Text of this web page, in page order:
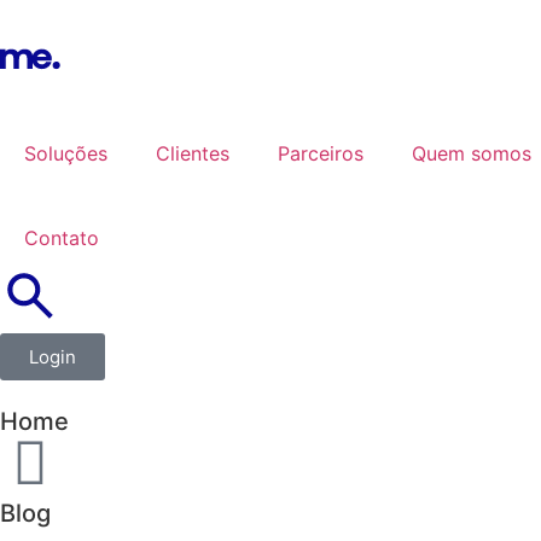
Soluções Clientes Parceiros Quem somos
Contato
Login
Home
Blog